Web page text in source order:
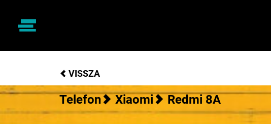
VISSZA
Telefon Xiaomi Redmi 8A